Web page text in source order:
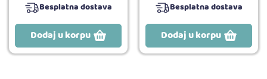
Besplatna dostava
Dodaj u korpu
Besplatna dostava
Dodaj u korpu